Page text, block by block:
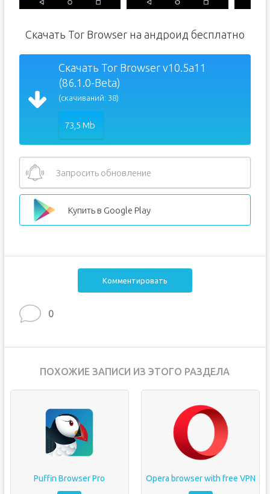
Скачать Tor Browser на андроид бесплатно
Скачать Tor Browser v10.5a11
(86.1.0-Beta)
(скачиваний: 38)
73,5 Mb
Запросить обновление
Купить в Google Play
Комментировать
0
ПОХОЖИЕ ЗАПИСИ ИЗ ЭТОГО РАЗДЕЛА
Puffin Browser Pro Opera browser with free VPN